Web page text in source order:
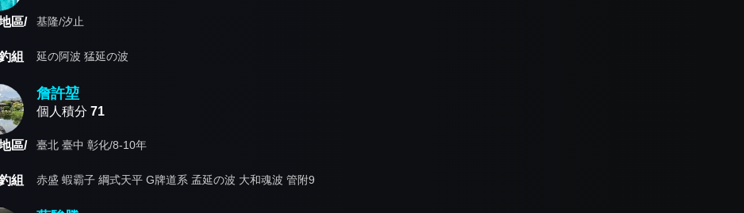
區/
基隆/汐止
組 延の阿波 猛延の波
詹許堃
個人積分 71
區/
臺北 臺中 彰化/8-10年
組 赤盛 蝦霸子 綱式天平 G牌道系 孟延の波 大和魂波 管附9